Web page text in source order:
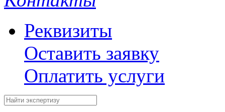
Реквизиты
Оставить заявку
Оплатить услуги